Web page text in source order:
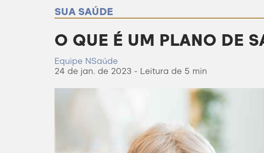
SUA SAÚDE
O QUE É UM PLANO DE
Equipe NSaúde
24 de jan. de 2023 - Leitura de 5 min